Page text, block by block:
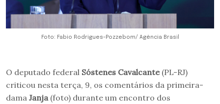
Foto: Fabio Rodrigues-Pozzebom/ Agência Brasil
O deputado federal Sóstenes Cavalcante (PL-RJ)
criticou nesta terça, 9, os comentários da primeira-
dama Janja (foto) durante um encontro dos